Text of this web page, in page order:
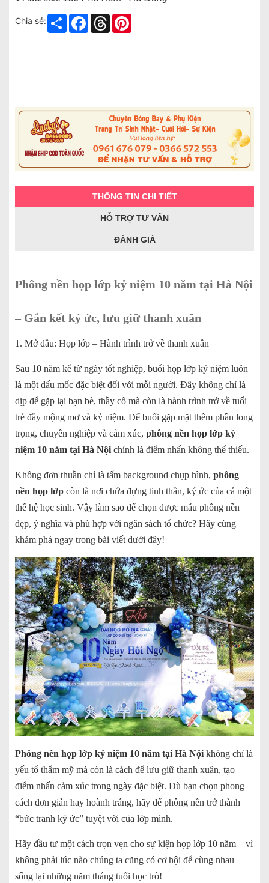
Chia sẻ: Share Facebook
Threads
THÔNG TIN CHI TIẾT
HỖ TRỢ TƯ VẤN
ĐÁNH GIÁ
Phông nền họp lớp kỷ niệm 10 năm tại Hà Nội
– Gắn kết ký ức, lưu giữ thanh xuân
1. Mở đầu: Họp lớp – Hành trình trở về thanh xuân
Sau 10 năm kể từ ngày tốt nghiệp, buổi họp lớp kỷ niệm luôn
là một dấu mốc đặc biệt đối với mỗi người. Đây không chỉ là
dịp để gặp lại bạn bè, thầy cô mà còn là hành trình trở về tuổi
trẻ đầy mộng mơ và kỷ niệm. Để buổi gặp mặt thêm phần long
trọng, chuyên nghiệp và cảm xúc, phông nền họp lớp kỷ
niệm 10 năm tại Hà Nội chính là điểm nhấn không thể thiếu.
Không đơn thuần chỉ là tấm background chụp hình, phông
nền họp lớp còn là nơi chứa đựng tinh thần, ký ức của cả một
thế hệ học sinh. Vậy làm sao để chọn được mẫu phông nền
đẹp, ý nghĩa và phù hợp với ngân sách tổ chức? Hãy cùng
khám phá ngay trong bài viết dưới đây!
Phông nền họp lớp kỷ niệm 10 năm tại Hà Nội không chỉ là
yếu tố thẩm mỹ mà còn là cách để lưu giữ thanh xuân, tạo
điểm nhấn cảm xúc trong ngày đặc biệt. Dù bạn chọn phong
cách đơn giản hay hoành tráng, hãy để phông nền trở thành
“bức tranh ký ức” tuyệt vời của lớp mình.
Hãy đầu tư một cách trọn vẹn cho sự kiện họp lớp 10 năm – vì
không phải lúc nào chúng ta cũng có cơ hội để cùng nhau
sống lại những năm tháng tuổi học trò!